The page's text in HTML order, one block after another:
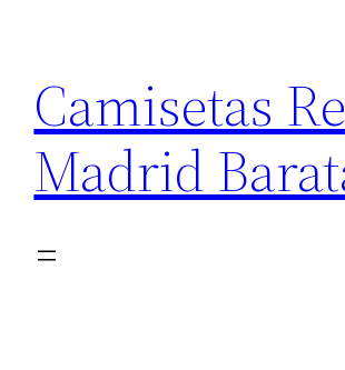
contenido
Camisetas
Madrid